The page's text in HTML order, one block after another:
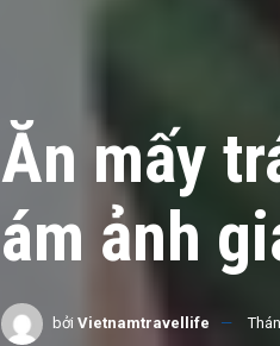
Ăn mấy
ám ảnh
bởi Vietnamtravellife